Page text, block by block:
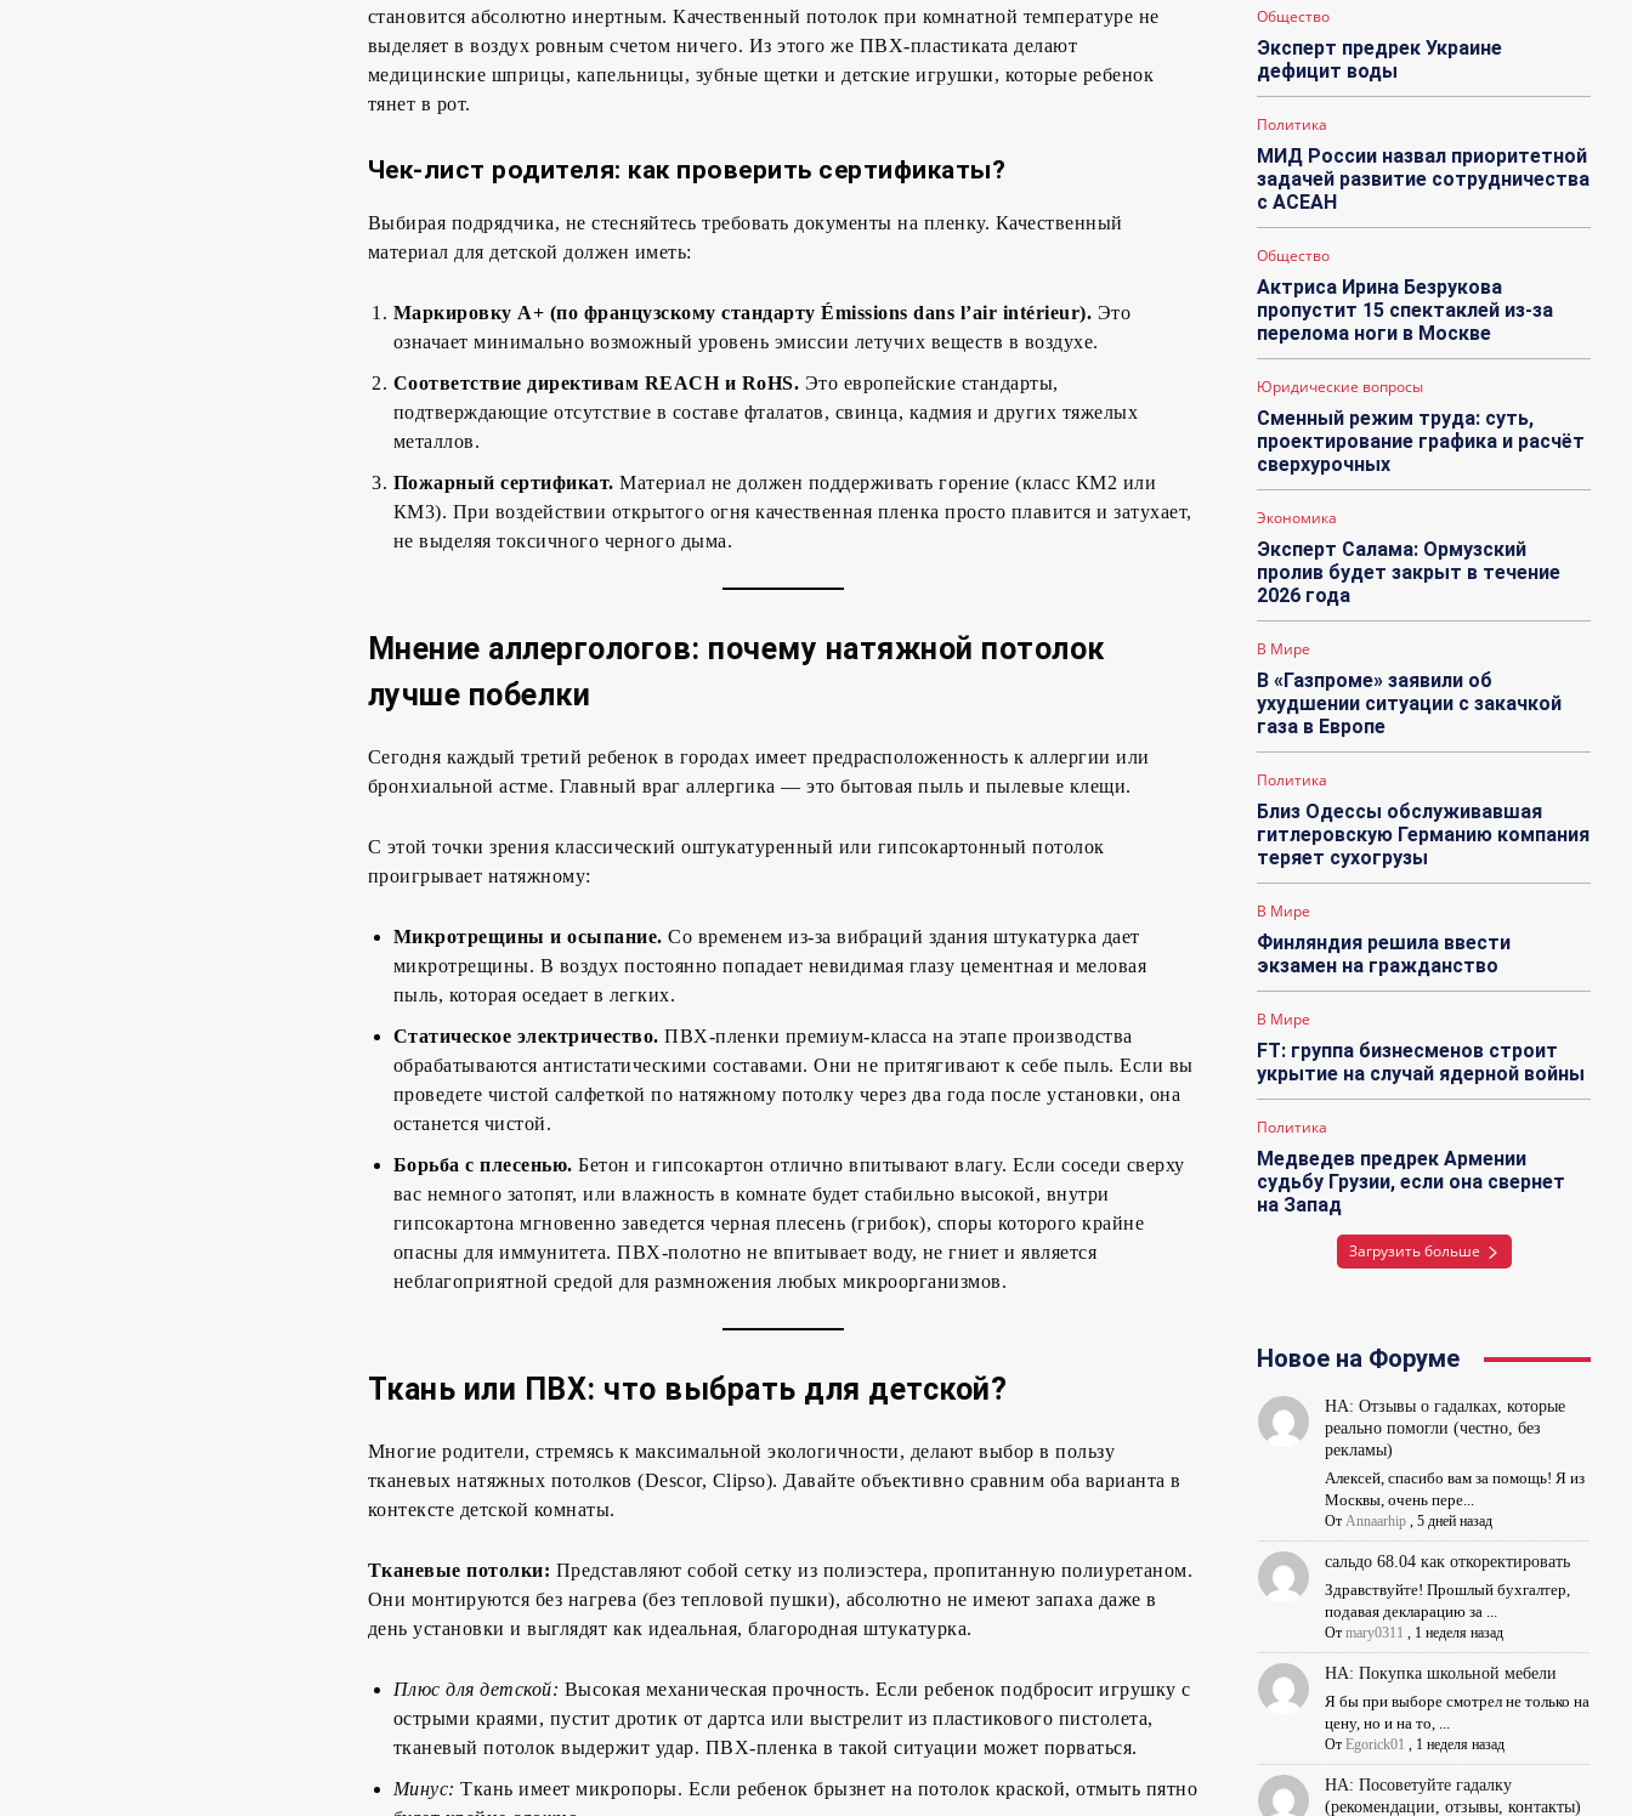
становится абсолютно инертным. Качественный потолок при комнатной температуре не
выделяет в воздух ровным счетом ничего. Из этого же ПВХ-пластиката делают
медицинские шприцы, капельницы, зубные щетки и детские игрушки, которые ребенок
тянет в рот.
Чек-лист родителя: как проверить сертификаты?
Выбирая подрядчика, не стесняйтесь требовать документы на пленку. Качественный
материал для детской должен иметь:
Маркировку А+ (по французскому стандарту Émissions dans l’air intérieur). Это
означает минимально возможный уровень эмиссии летучих веществ в воздухе.
Соответствие директивам REACH и RoHS. Это европейские стандарты,
подтверждающие отсутствие в составе фталатов, свинца, кадмия и других тяжелых
металлов.
Пожарный сертификат. Материал не должен поддерживать горение (класс КМ2 или
КМ3). При воздействии открытого огня качественная пленка просто плавится и затухает,
не выделяя токсичного черного дыма.
Мнение аллергологов: почему натяжной потолок
лучше побелки
Сегодня каждый третий ребенок в городах имеет предрасположенность к аллергии или
бронхиальной астме. Главный враг аллергика — это бытовая пыль и пылевые клещи.
С этой точки зрения классический оштукатуренный или гипсокартонный потолок
проигрывает натяжному:
Микротрещины и осыпание. Со временем из-за вибраций здания штукатурка дает
микротрещины. В воздух постоянно попадает невидимая глазу цементная и меловая
пыль, которая оседает в легких.
Статическое электричество. ПВХ-пленки премиум-класса на этапе производства
обрабатываются антистатическими составами. Они не притягивают к себе пыль. Если вы
проведете чистой салфеткой по натяжному потолку через два года после установки, она
останется чистой.
Борьба с плесенью. Бетон и гипсокартон отлично впитывают влагу. Если соседи сверху
вас немного затопят, или влажность в комнате будет стабильно высокой, внутри
гипсокартона мгновенно заведется черная плесень (грибок), споры которого крайне
опасны для иммунитета. ПВХ-полотно не впитывает воду, не гниет и является
неблагоприятной средой для размножения любых микроорганизмов.
Ткань или ПВХ: что выбрать для детской?
Многие родители, стремясь к максимальной экологичности, делают выбор в пользу
тканевых натяжных потолков (Descor, Clipso). Давайте объективно сравним оба варианта в
контексте детской комнаты.
Тканевые потолки: Представляют собой сетку из полиэстера, пропитанную полиуретаном.
Они монтируются без нагрева (без тепловой пушки), абсолютно не имеют запаха даже в
день установки и выглядят как идеальная, благородная штукатурка.
Плюс для детской: Высокая механическая прочность. Если ребенок подбросит игрушку с
острыми краями, пустит дротик от дартса или выстрелит из пластикового пистолета,
тканевый потолок выдержит удар. ПВХ-пленка в такой ситуации может порваться.
Минус: Ткань имеет микропоры. Если ребенок брызнет на потолок краской, отмыть пятно
Общество
Эксперт предрек Украине
дефицит воды
Политика
МИД России назвал приоритетной
задачей развитие сотрудничества
с АСЕАН
Общество
Актриса Ирина Безрукова
пропустит 15 спектаклей из-за
перелома ноги в Москве
Юридические вопросы
Сменный режим труда: суть,
проектирование графика и расчёт
сверхурочных
Экономика
Эксперт Салама: Ормузский
пролив будет закрыт в течение
2026 года
В Мире
В «Газпроме» заявили об
ухудшении ситуации с закачкой
газа в Европе
Политика
Близ Одессы обслуживавшая
гитлеровскую Германию компания
теряет сухогрузы
В Мире
Финляндия решила ввести
экзамен на гражданство
В Мире
FT: группа бизнесменов строит
укрытие на случай ядерной войны
Политика
Медведев предрек Армении
судьбу Грузии, если она свернет
на Запад
Загрузить больше
Новое на Форуме
НА: Отзывы о гадалках, которые
реально помогли (честно, без
рекламы)
Алексей, спасибо вам за помощь! Я из
Москвы, очень пере...
От Annaarhip, 5 дней назад
сальдо 68.04 как откоректировать
Здравствуйте! Прошлый бухгалтер,
подавая декларацию за ...
От mary0311 , 1 неделя назад
НА: Покупка школьной мебели
Я бы при выборе смотрел не только на
цену, но и на то, ...
От Egorick01 , 1 неделя назад
НА: Посоветуйте гадалку
(рекомендации, отзывы, контакты)